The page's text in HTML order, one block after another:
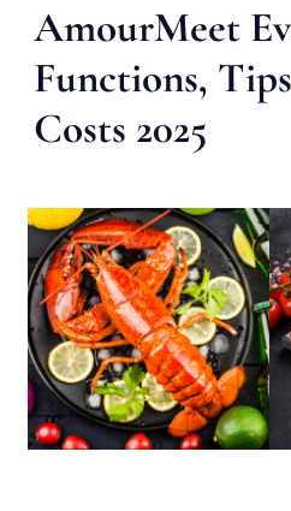
AmourMeet
Functions,
Costs 2025